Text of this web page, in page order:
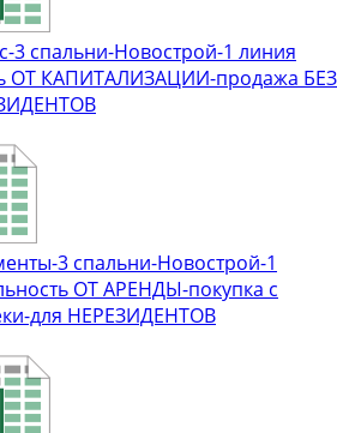
3 спальни-Новострой-1 линия
ОТ КАПИТАЛИЗАЦИИ-продажа БЕЗ
3 спальни-Новострой-1
ОТ АРЕНДЫ-покупка с
для НЕРЕЗИДЕНТОВ